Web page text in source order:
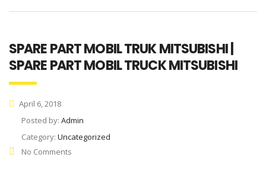
SPARE PART MOBIL TRUK MITSUBISHI |
SPARE PART MOBIL TRUCK MITSUBISHI
April 6, 2018
Posted by: Admin
Category: Uncategorized
No Comments